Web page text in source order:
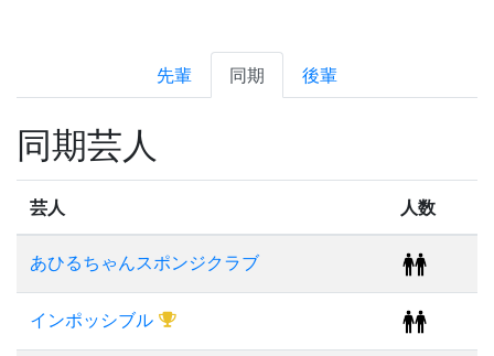
先輩 同期 後輩
同期芸人
芸人 人数
あひるちゃんスポンジクラブ
インポッシブル